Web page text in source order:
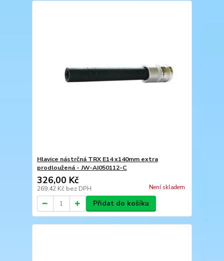
Hlavice nástrčná TRX E14 x140mm extra
prodloužená - JW-AI050112-C
326,00 Kč
269,42 Kč bez DPH Není skladem
Přidat do košíku